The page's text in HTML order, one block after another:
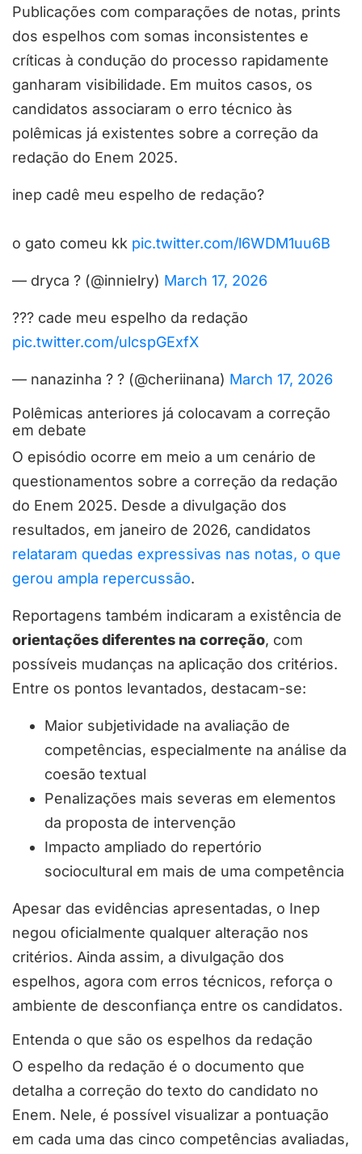
Publicações com comparações de notas, prints
dos espelhos com somas inconsistentes e
críticas à condução do processo rapidamente
ganharam visibilidade. Em muitos casos, os
candidatos associaram o erro técnico às
polêmicas já existentes sobre a correção da
redação do Enem 2025.
inep cadê meu espelho de redação?
o gato comeu kk pic.twitter.com/l6WDM1uu6B
— dryca ? (@innielry) March 17, 2026
??? cade meu espelho da redação
pic.twitter.com/ulcspGExfX
— nanazinha ? ? (@cheriinana) March 17, 2026
Polêmicas anteriores já colocavam a correção
em debate
O episódio ocorre em meio a um cenário de
questionamentos sobre a correção da redação
do Enem 2025. Desde a divulgação dos
resultados, em janeiro de 2026, candidatos
relataram quedas expressivas nas notas, o que
gerou ampla repercussão.
Reportagens também indicaram a existência de
orientações diferentes na correção, com
possíveis mudanças na aplicação dos critérios.
Entre os pontos levantados, destacam-se:
Maior subjetividade na avaliação de
competências, especialmente na análise da
coesão textual
Penalizações mais severas em elementos
da proposta de intervenção
Impacto ampliado do repertório
sociocultural em mais de uma competência
Apesar das evidências apresentadas, o Inep
negou oficialmente qualquer alteração nos
critérios. Ainda assim, a divulgação dos
espelhos, agora com erros técnicos, reforça o
ambiente de desconfiança entre os candidatos.
Entenda o que são os espelhos da redação
O espelho da redação é o documento que
detalha a correção do texto do candidato no
Enem. Nele, é possível visualizar a pontuação
em cada uma das cinco competências avaliadas,